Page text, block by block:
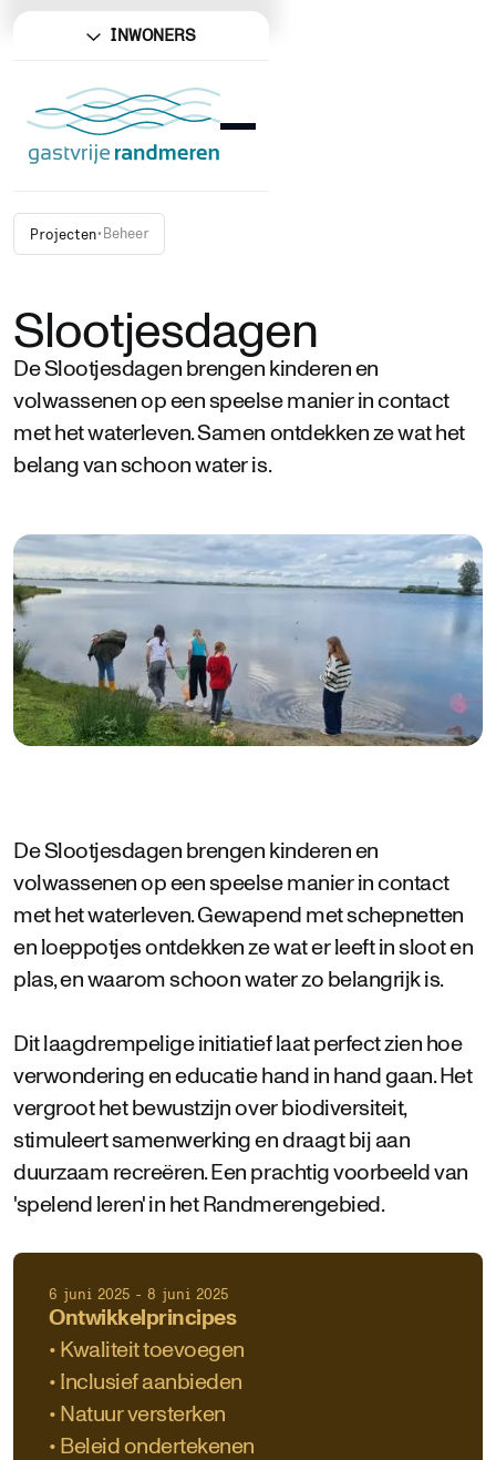
INWONERS
Projecten• Beheer
Slootjesdagen
De Slootjesdagen brengen kinderen en
volwassenen op een speelse manier in contact
met het waterleven. Samen ontdekken ze wat het
belang van schoon water is.
De Slootjesdagen brengen kinderen en
volwassenen op een speelse manier in contact
met het waterleven. Gewapend met schepnetten
en loeppotjes ontdekken ze wat er leeft in sloot en
plas, en waarom schoon water zo belangrijk is.
Dit laagdrempelige initiatief laat perfect zien hoe
verwondering en educatie hand in hand gaan. Het
vergroot het bewustzijn over biodiversiteit,
stimuleert samenwerking en draagt bij aan
duurzaam recreëren. Een prachtig voorbeeld van
'spelend leren' in het Randmerengebied.
6 juni 2025 - 8 juni 2025
Ontwikkelprincipes
• Kwaliteit toevoegen
• Inclusief aanbieden
• Natuur versterken
• Beleid ondertekenen